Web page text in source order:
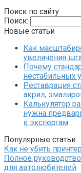
Поиск по сайту
Поиск:
Новые статьи
Как
увеличения
Почему
нестабильных
Реставрация
акрил,
Калькулятор
нужна
к экспертам
Популярные статьи
Как не убить
Полное
для автолюбителей